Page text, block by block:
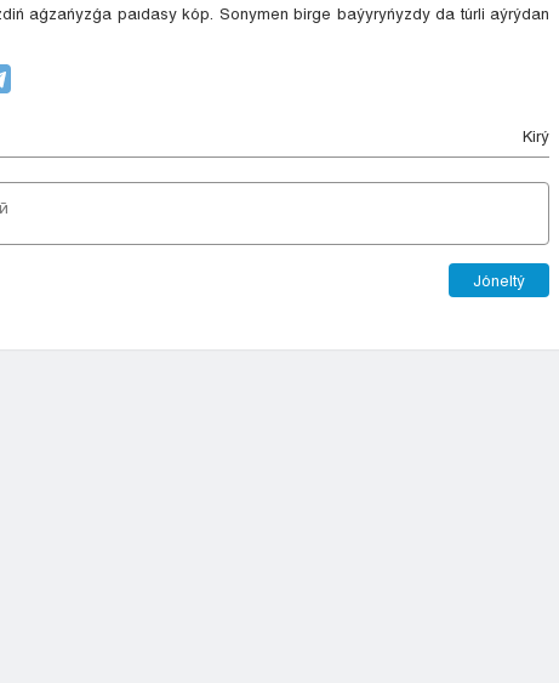
aǵzańyzǵa paıdasy kóp. Sonymen birge baýyryńyzdy da túrli aýrýdan
Kіrý
Jóneltý